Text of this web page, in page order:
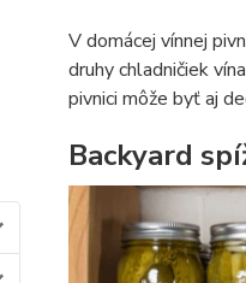
V domácej vínnej
druhy chladničiek
pivnici môže byť aj
Backyard